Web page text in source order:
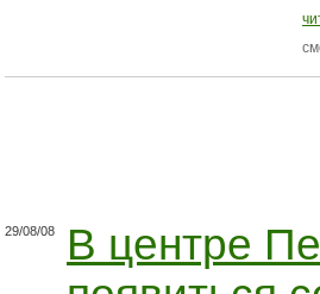
29/08/08
В центре